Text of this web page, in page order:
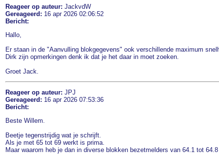
Reageer op auteur: JackvdW
Gereageerd: 16 apr 2026 02:06:52
Bericht:
Hallo,
Er staan in de "Aanvulling blokgegevens" ook verschillende maximum
Dirk zijn opmerkingen denk ik dat je het daar in moet zoeken.
Groet Jack.
Reageer op auteur: JPJ
Gereageerd: 16 apr 2026 07:53:36
Bericht:
Beste Willem.
Beetje tegenstrijdig wat je schrijft.
Als je met 65 tot 69 werkt is prima.
Maar waarom heb je dan in diverse blokken bezetmelders van 64.1 tot